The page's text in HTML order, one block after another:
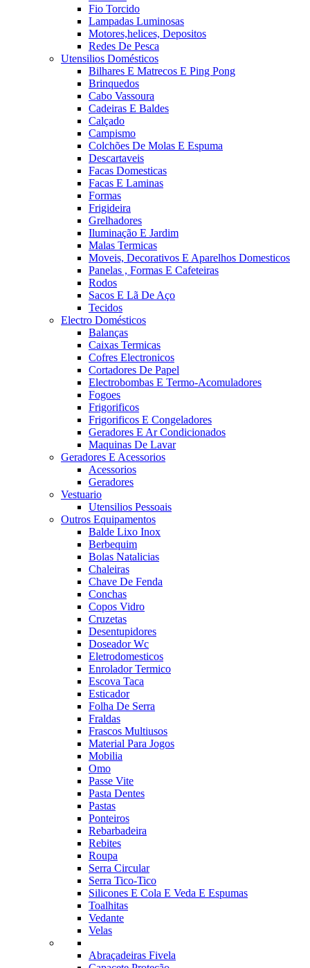
Fio Torcido
Lampadas Luminosas
Motores,helices, Depositos
Redes De Pesca
Utensilios Domésticos
Bilhares E Matrecos E Ping Pong
Brinquedos
Cabo Vassoura
Cadeiras E Baldes
Calçado
Campismo
Colchões De Molas E Espuma
Descartaveis
Facas Domesticas
Facas E Laminas
Formas
Frigideira
Grelhadores
Iluminação E Jardim
Malas Termicas
Moveis, Decorativos E Aparelhos Domesticos
Panelas , Formas E Cafeteiras
Rodos
Sacos E Lã De Aço
Tecidos
Electro Domésticos
Balanças
Caixas Termicas
Cofres Electronicos
Cortadores De Papel
Electrobombas E Termo-Acomuladores
Fogoes
Frigorificos
Frigorificos E Congeladores
Geradores E Ar Condicionados
Maquinas De Lavar
Geradores E Acessorios
Acessorios
Geradores
Vestuario
Utensilios Pessoais
Outros Equipamentos
Balde Lixo Inox
Berbequim
Bolas Natalicias
Chaleiras
Chave De Fenda
Conchas
Copos Vidro
Cruzetas
Desentupidores
Doseador Wc
Eletrodomesticos
Enrolador Termico
Escova Taca
Esticador
Folha De Serra
Fraldas
Frascos Multiusos
Material Para Jogos
Mobilia
Omo
Passe Vite
Pasta Dentes
Pastas
Ponteiros
Rebarbadeira
Rebites
Roupa
Serra Circular
Serra Tico-Tico
Silicones E Cola E Veda E Espumas
Toalhitas
Vedante
Velas
Abraçadeiras Fivela